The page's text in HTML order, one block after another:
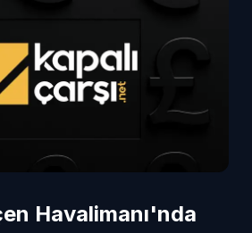
Havalimanı'nda